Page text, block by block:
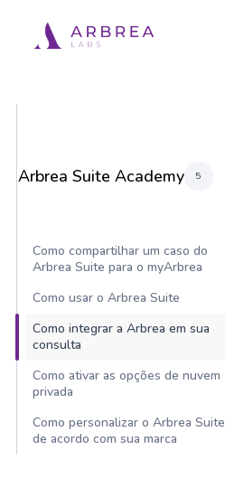
conteúdo
Arbrea Suite Academy 5
Como compartilhar um caso do
Arbrea Suite para o myArbrea
Como usar o Arbrea Suite
Como integrar a Arbrea em sua
consulta
Como ativar as opções de nuvem
privada
Como personalizar o Arbrea Suite
de acordo com sua marca